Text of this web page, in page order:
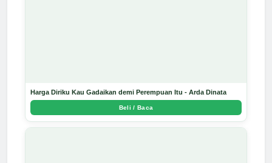
Harga Diriku Kau Gadaikan demi Perempuan Itu - Arda Dinata
Beli / Baca